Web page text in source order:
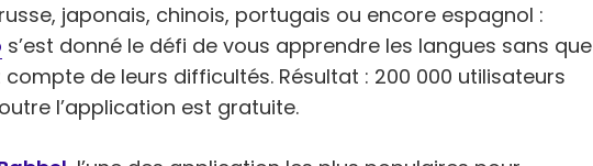
japonais, chinois, portugais ou encore espagnol :
s’est donné le défi de vous apprendre les langues sans que
de leurs difficultés. Résultat : 200 000 utilisateurs
l’application est gratuite.